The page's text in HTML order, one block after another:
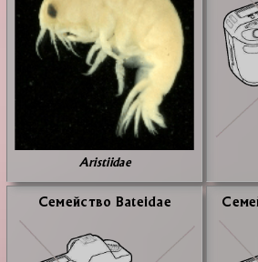
Aristiidae
Се­мей­ство Bateidae